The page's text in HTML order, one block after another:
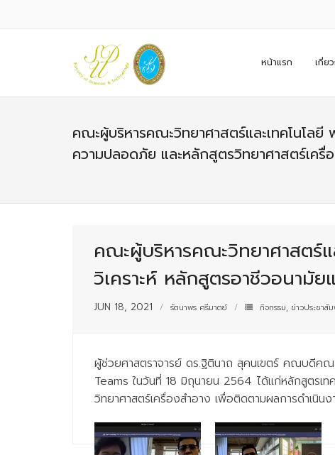
หน้าแรก เกี่ย
คณะผู้บริหารคณะวิทยาศาสตร์และเทคโนโลยี
ความปลอดภัย และหลักสูตรวิทยาศาสตร์เครื่
คณะผู้บริหารคณะวิทยาศาสตร์
วิเคราะห์ หลักสูตรอาชีวอนามั
JUN 18, 2021 รัตนาพร ศรีมาตย์ กิจกรรม, ข่าวประชาสั
ผู้ช่วยศาสตราจารย์ ดร.ฐิตินาถ สุคนเขตร์ คณบดีคณ
Teams ในวันที่ 18 มิถุนายน 2564 ได้แก่หลักสูตรเท
วิทยาศาสตร์เครื่องสำอาง เพื่อติดตามผลการดำเนิ